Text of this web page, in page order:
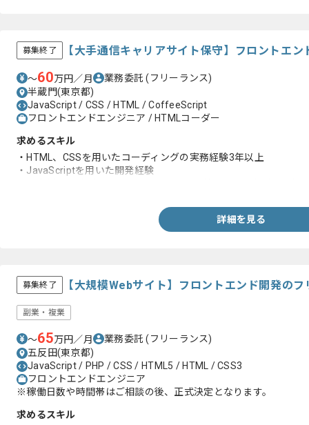
募集終了 【大手通信キャリアサイト保守】フロントエ
〜60万円／月 業務委託(フリーランス)
半蔵門(東京都)
JavaScript / CSS / HTML / CoffeeScript
フロントエンドエンジニア / HTMLコーダー
求めるスキル
・HTML、CSSを用いたコーディングの実務経験3年以上
・JavaScriptを用いた開発経験
詳細を見る
募集終了 【大規模Webサイト】フロントエンド開発の
副業・複業
〜65万円／月 業務委託(フリーランス)
五反田(東京都)
JavaScript / PHP / CSS / HTML5 / HTML / CSS3
フロントエンドエンジニア
※稼働日数や時間帯はご相談の後、正式決定となります。
求めるスキル